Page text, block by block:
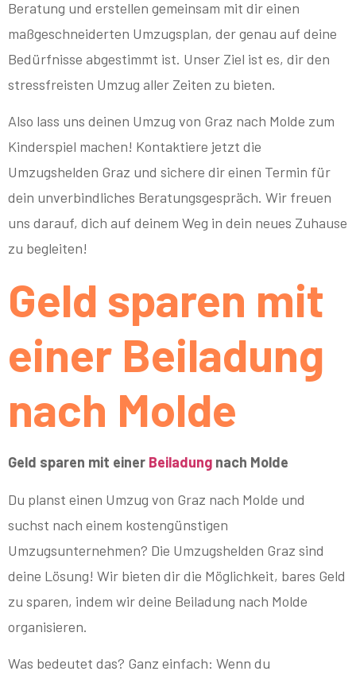
Beratung und erstellen gemeinsam mit dir einen
maßgeschneiderten Umzugsplan, der genau auf deine
Bedürfnisse abgestimmt ist. Unser Ziel ist es, dir den
stressfreisten Umzug aller Zeiten zu bieten.
Also lass uns deinen Umzug von Graz nach Molde zum
Kinderspiel machen! Kontaktiere jetzt die
Umzugshelden Graz und sichere dir einen Termin für
dein unverbindliches Beratungsgespräch. Wir freuen
uns darauf, dich auf deinem Weg in dein neues Zuhause
zu begleiten!
Geld sparen mit
einer Beiladung
nach Molde
Geld sparen mit einer Beiladung nach Molde
Du planst einen Umzug von Graz nach Molde und
suchst nach einem kostengünstigen
Umzugsunternehmen? Die Umzugshelden Graz sind
deine Lösung! Wir bieten dir die Möglichkeit, bares Geld
zu sparen, indem wir deine Beiladung nach Molde
organisieren.
Was bedeutet das? Ganz einfach: Wenn du